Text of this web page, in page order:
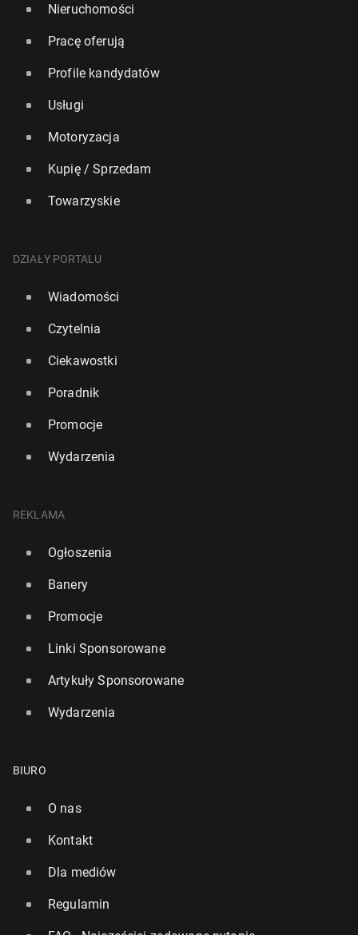
Nieruchomości
Pracę oferują
Profile kandydatów
Usługi
Motoryzacja
Kupię / Sprzedam
Towarzyskie
DZIAŁY PORTALU
Wiadomości
Czytelnia
Ciekawostki
Poradnik
Promocje
Wydarzenia
REKLAMA
Ogłoszenia
Banery
Promocje
Linki Sponsorowane
Artykuły Sponsorowane
Wydarzenia
BIURO
O nas
Kontakt
Dla mediów
Regulamin